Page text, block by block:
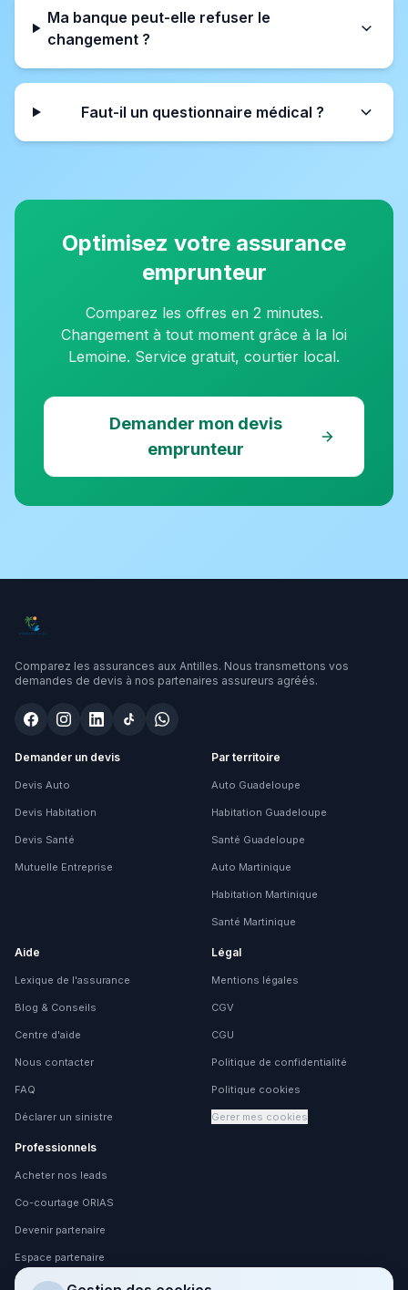
Ma banque peut-elle refuser le
changement ?
Faut-il un questionnaire médical ?
Optimisez votre assurance
emprunteur
Comparez les offres en 2 minutes.
Changement à tout moment grâce à la loi
Lemoine. Service gratuit, courtier local.
Demander mon devis
emprunteur
Comparez les assurances aux Antilles. Nous transmettons vos
demandes de devis à nos partenaires assureurs agréés.
Demander un devis
Devis Auto
Devis Habitation
Devis Santé
Mutuelle Entreprise
Par territoire
Auto Guadeloupe
Habitation Guadeloupe
Santé Guadeloupe
Auto Martinique
Habitation Martinique
Santé Martinique
Aide
Lexique de l'assurance
Blog & Conseils
Centre d'aide
Nous contacter
FAQ
Déclarer un sinistre
Légal
Mentions légales
CGV
CGU
Politique de confidentialité
Politique cookies
Gerer mes cookies
Professionnels
Acheter nos leads
Co-courtage ORIAS
Devenir partenaire
Espace partenaire
Espace client